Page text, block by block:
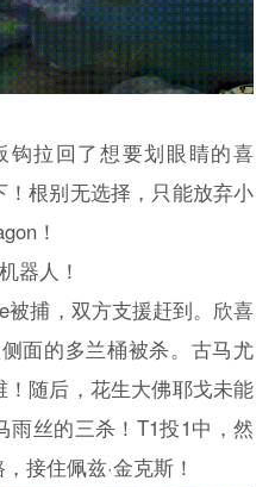
钩拉回了想要划眼睛的喜
根别无选择，只能放弃小
！
器人！
被捕，双方支援赶到。欣喜
面的多兰桶被杀。古马尤
随后，花生大佛耶戈未能
雨丝的三杀！T1投1中，然
接住佩兹·金克斯！